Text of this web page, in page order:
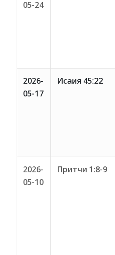
05-24
2026-
05-17
Исаия 45:22
2026-
05-10
Притчи 1:8-9